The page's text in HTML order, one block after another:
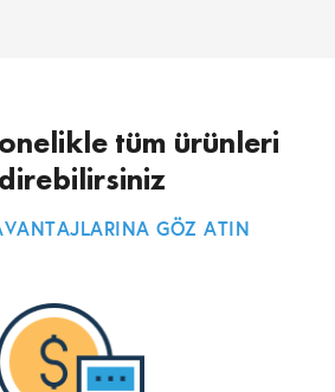
tüm ürünleri
GÖZ ATIN